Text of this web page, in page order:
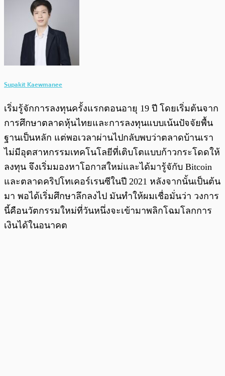
Supakit Kaewmanee
เริ่มรู้จักการลงทุนครั้งแรกตอนอายุ 19 ปี โดยเริ่มต้นจาก
การศึกษาตลาดหุ้นไทยและการลงทุนแบบเน้นปัจจัยพื้น
ฐานเป็นหลัก แต่พอเวลาผ่านไปกลับพบว่าตลาดบ้านเรา
ไม่มีอุตสาหกรรมเทคโนโลยีที่เติบโตแบบก้าวกระโดดให้
ลงทุน จึงเริ่มมองหาโอกาสใหม่และได้มารู้จักับ Bitcoin
และตลาดคริปโทเคอร์เรนซีในปี 2021 หลังจากนั้นเป็นต้น
มา พอได้เริ่มศึกษาลึกลงไป มันทำให้ผมเชื่อมั่นว่า วงการ
นี้คือนวัตกรรมใหม่ที่วันหนึ่งจะเข้ามาพลิกโฉมโลกการ
เงินได้ในอนาคต